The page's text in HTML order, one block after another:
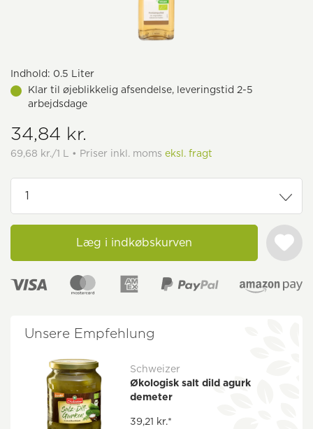
Indhold: 0.5 Liter
Klar til øjeblikkelig afsendelse, leveringstid 2-5
arbejdsdage
34,84 kr.
69,68 kr./1 L • Priser inkl. moms eksl. fragt
Læg i indkøbskurven
Unsere Empfehlung
Schweizer
Økologisk salt dild agurk
demeter
39,21 kr.*